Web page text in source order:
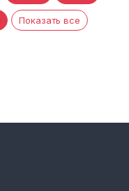
Показать все